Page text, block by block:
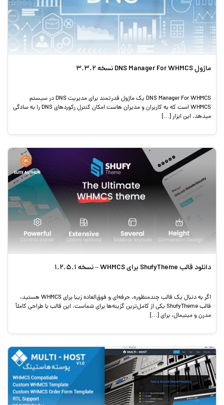
ماژول DNS Manager For WHMCS نسخه 3.3.2
DNS Manager For WHMCS یک ماژول قدرتمند برای مدیریت DNS در سیستم
WHMCS است که به کاربران و مدیران هاست امکان کنترل رکوردهای DNS را به سادگی
میدهد. این ابزار […]
دانلود قالب ShufyTheme برای WHMCS – نسخه 1.2.5.1
اگر به دنبال یک قالب چندمنظوره، حرفه‌ای و فوق‌العاده زیبا برای WHMCS هستید،
قالب ShufyTheme یکی از کامل‌ترین گزینه‌ها برای شماست. این قالب با طراحی کاملاً
مدرن و مینیمال، برای […]